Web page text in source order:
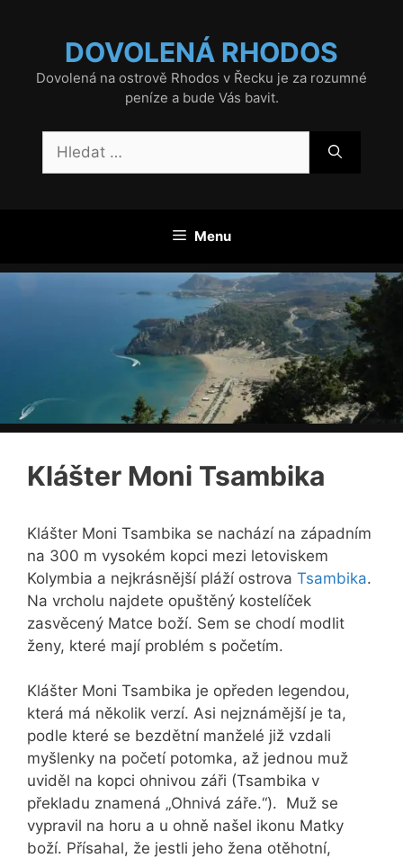
DOVOLENÁ RHODOS
Dovolená na ostrově Rhodos v Řecku je za rozumné
peníze a bude Vás bavit.
Menu
Klášter Moni Tsambika
Klášter Moni Tsambika se nachází na západním
na 300 m vysokém kopci mezi letoviskem
Kolymbia a nejkrásnější pláží ostrova Tsambika.
Na vrcholu najdete opuštěný kostelíček
zasvěcený Matce boží. Sem se chodí modlit
ženy, které mají problém s početím.
Klášter Moni Tsambika je opředen legendou,
která má několik verzí. Asi nejznámější je ta,
podle které se bezdětní manželé již vzdali
myšlenky na početí potomka, až jednou muž
uviděl na kopci ohnivou záři (Tsambika v
překladu znamená „Ohnivá záře.“). Muž se
vypravil na horu a u ohně našel ikonu Matky
boží. Přísahal, že jestli jeho žena otěhotní,